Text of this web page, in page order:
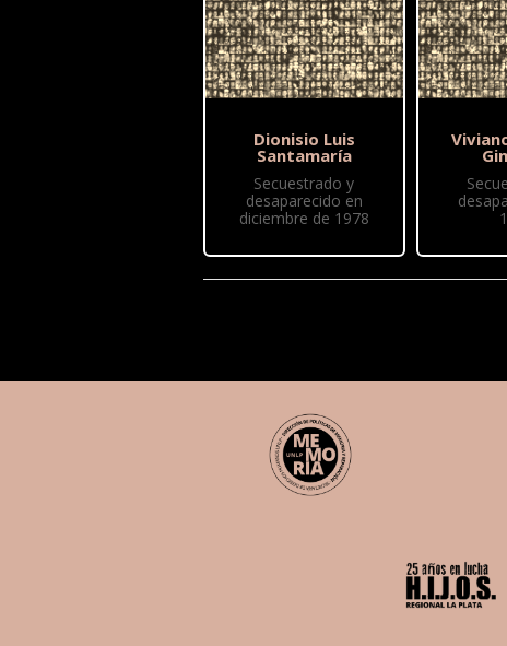
Dionisio Luis
Santamaría
Secuestrado y
desaparecido en
diciembre de 1978